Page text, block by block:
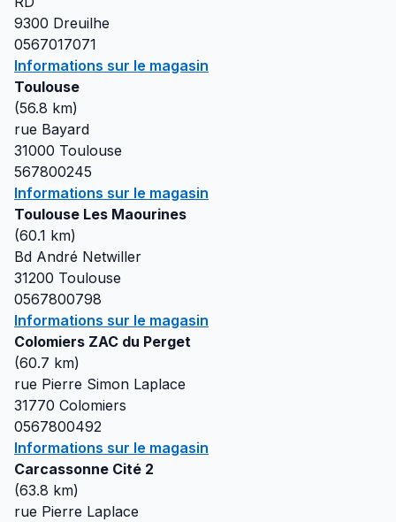
9300 Dreuilhe
0567017071
Informations sur le magasin
Toulouse
(56.8 km)
rue Bayard
31000 Toulouse
567800245
Informations sur le magasin
Toulouse Les Maourines
(60.1 km)
Bd André Netwiller
31200 Toulouse
0567800798
Informations sur le magasin
Colomiers ZAC du Perget
(60.7 km)
rue Pierre Simon Laplace
31770 Colomiers
0567800492
Informations sur le magasin
Carcassonne Cité 2
(63.8 km)
rue Pierre Laplace